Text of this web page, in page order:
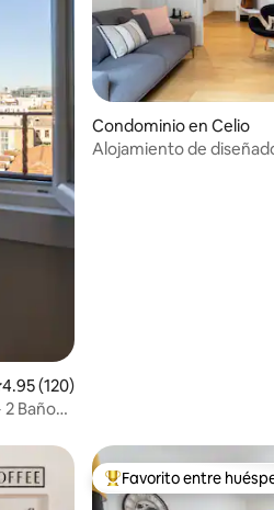
promedio: 4.95 de 5; 120
4.95 (120)
Baños
Condominio en Celio
Alojamiento de
De los mejores en
Favorito entre